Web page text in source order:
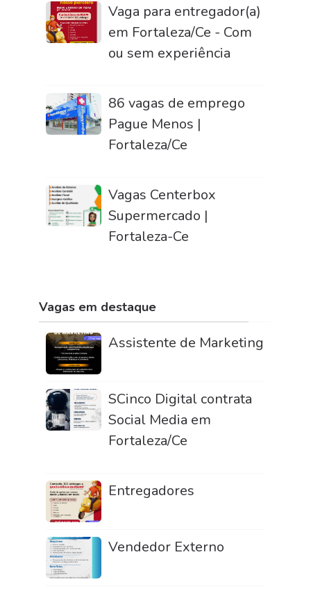
Vaga para entregador(a)
em Fortaleza/Ce - Com
ou sem experiência
86 vagas de emprego
Pague Menos |
Fortaleza/Ce
Vagas Centerbox
Supermercado |
Fortaleza-Ce
Vagas em destaque
Assistente de Marketing
SCinco Digital contrata
Social Media em
Fortaleza/Ce
Entregadores
Vendedor Externo